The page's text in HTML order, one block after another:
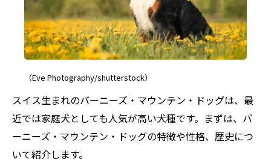
（Eve Photography/shutterstock）
スイス生まれのバーニーズ・マウンテン・ドッグは、最
近では家庭犬としても人気が高い犬種です。まずは、バ
ーニーズ・マウンテン・ドッグの特徴や性格、歴史につ
いて紹介します。